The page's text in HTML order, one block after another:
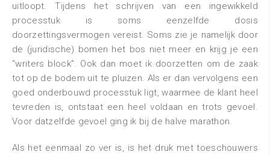
uitloopt. Tijdens het schrijven van een ingewikkeld
processtuk is soms eenzelfde dosis
doorzettingsvermogen vereist. Soms zie je namelijk door
de (juridische) bomen het bos niet meer en krijg je een
“writers block”. Ook dan moet ik doorzetten om de zaak
tot op de bodem uit te pluizen. Als er dan vervolgens een
goed onderbouwd processtuk ligt, waarmee de klant heel
tevreden is, ontstaat een heel voldaan en trots gevoel.
Voor datzelfde gevoel ging ik bij de halve marathon.
Als het eenmaal zo ver is, is het druk met toeschouwers